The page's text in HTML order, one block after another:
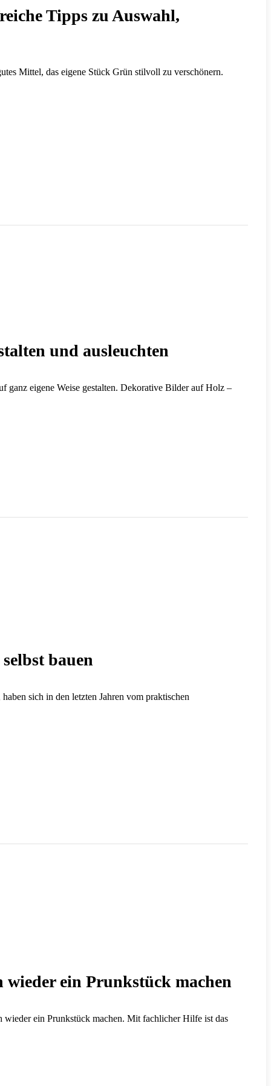
Tipps zu Auswahl,
Mittel, das eigene Stück Grün stilvoll zu verschönern.
und ausleuchten
ganz eigene Weise gestalten. Dekorative Bilder auf Holz –
bauen
sich in den letzten Jahren vom praktischen
wieder ein Prunkstück machen
wieder ein Prunkstück machen. Mit fachlicher Hilfe ist das